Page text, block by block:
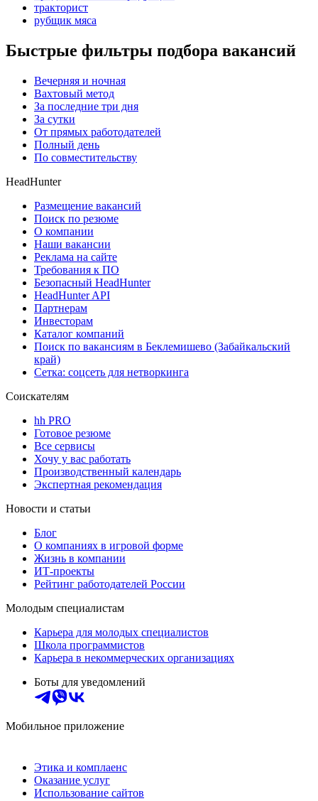
тракторист
рубщик мяса
Быстрые фильтры подбора вакансий
Вечерняя и ночная
Вахтовый метод
За последние три дня
За сутки
От прямых работодателей
Полный день
По совместительству
HeadHunter
Размещение вакансий
Поиск по резюме
О компании
Наши вакансии
Реклама на сайте
Требования к ПО
Безопасный HeadHunter
HeadHunter API
Партнерам
Инвесторам
Каталог компаний
Поиск по вакансиям в Беклемишево (Забайкальский
край)
Сетка: соцсеть для нетворкинга
Соискателям
hh PRO
Готовое резюме
Все сервисы
Хочу у вас работать
Производственный календарь
Экспертная рекомендация
Новости и статьи
Блог
О компаниях в игровой форме
Жизнь в компании
ИТ-проекты
Рейтинг работодателей России
Молодым специалистам
Карьера для молодых специалистов
Школа программистов
Карьера в некоммерческих организациях
Боты для уведомлений
Мобильное приложение
Этика и комплаенс
Оказание услуг
Использование сайтов